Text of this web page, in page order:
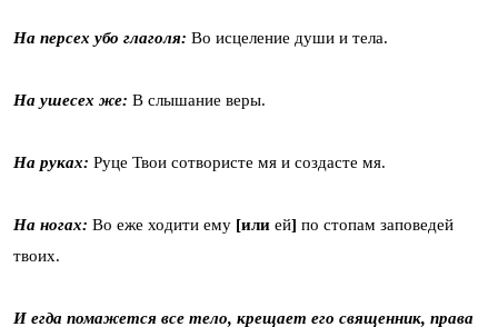
На персех убо глаголя: Во исцеление души и тела.
На ушесех же: В слышание веры.
На руках: Руце Твои сотвористе мя и создасте мя.
На ногах: Во еже ходити ему [или ей] по стопам заповедей
твоих.
И егда помажется все тело, крещает его священник, права